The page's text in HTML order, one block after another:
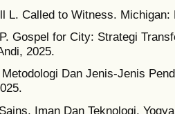
L. Called to Witness. Michigan:
Gospel for City: Strategi
2025.
Dan Jenis-Jenis
Iman Dan Teknologi.